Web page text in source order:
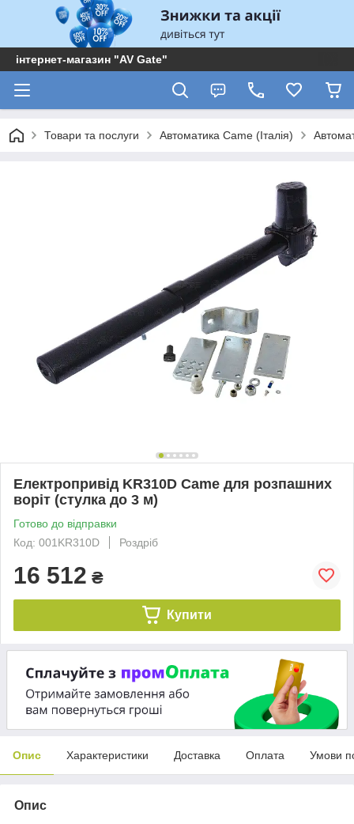
інтернет-магазин "AV Gate"
Товари та послуги Автоматика Came (Італія)
Електропривід KR310D Came для розпашних
воріт (стулка до 3 м)
Готово до відправки
Код: 001KR310D
Роздріб
16 512 ₴
Купити
Опис Характеристики Доставка Оплата Умови
Опис